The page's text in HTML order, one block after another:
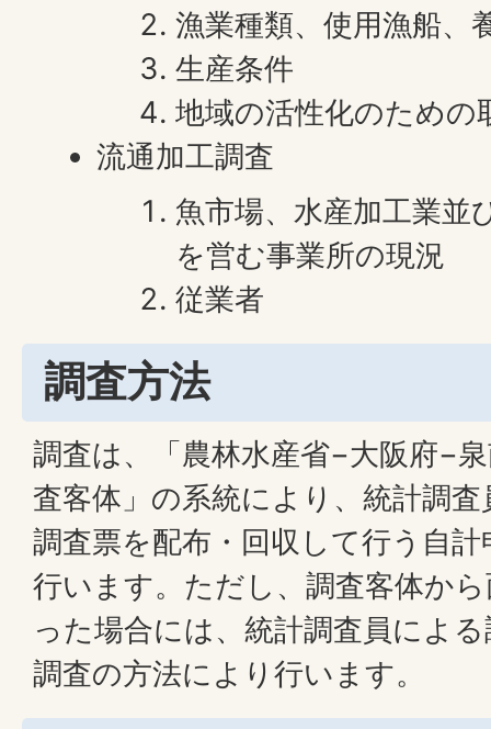
漁業種類、使用漁船、
生産条件
地域の活性化のための
流通加工調査
魚市場、水産加工業並
を営む事業所の現況
従業者
調査方法
調査は、「農林水産省−大阪府−
査客体」の系統により、統計調
調査票を配布・回収して行う自
行います。ただし、調査客体か
った場合には、統計調査員によ
調査の方法により行います。